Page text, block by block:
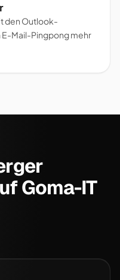
den Outlook-
E-Mail-Pingpong mehr
Goma-IT